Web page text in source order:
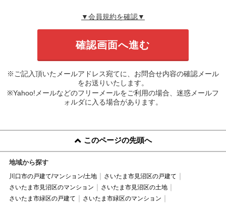
▼会員規約を確認▼
※ご記入頂いたメールアドレス宛てに、お問合せ内容の確認メール
をお送りいたします。
※Yahoo!メールなどのフリーメールをご利用の場合、迷惑メールフ
ォルダに入る場合があります。
このページの先頭へ
地域から探す
川口市の戸建て/マンション/土地
さいたま市見沼区の戸建て
さいたま市見沼区のマンション
さいたま市見沼区の土地
さいたま市緑区の戸建て
さいたま市緑区のマンション